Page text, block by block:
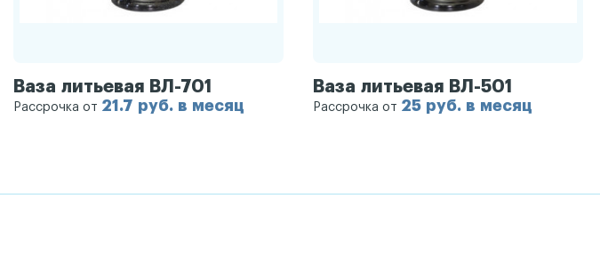
Ваза литьевая ВЛ-701
Рассрочка от 21.7 руб. в месяц
Ваза литьевая ВЛ-501
Рассрочка от 25 руб. в месяц